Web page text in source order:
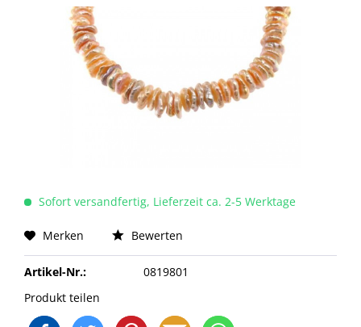
Sofort versandfertig, Lieferzeit ca. 2-5 Werktage
Merken Bewerten
Artikel-Nr.:
0819801
Produkt teilen